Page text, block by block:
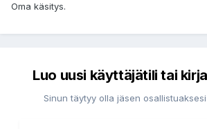
Oma käsitys.
Luo uusi käyttäjätili tai
Sinun täytyy olla jäsen